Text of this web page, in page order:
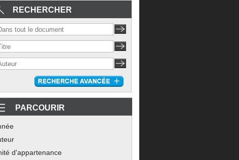
RECHERCHER
PARCOURIR
d'appartenance